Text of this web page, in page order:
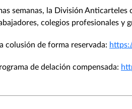
semanas, la División
colegios profesionales y
colusión de forma reservada:
de delación compensada: